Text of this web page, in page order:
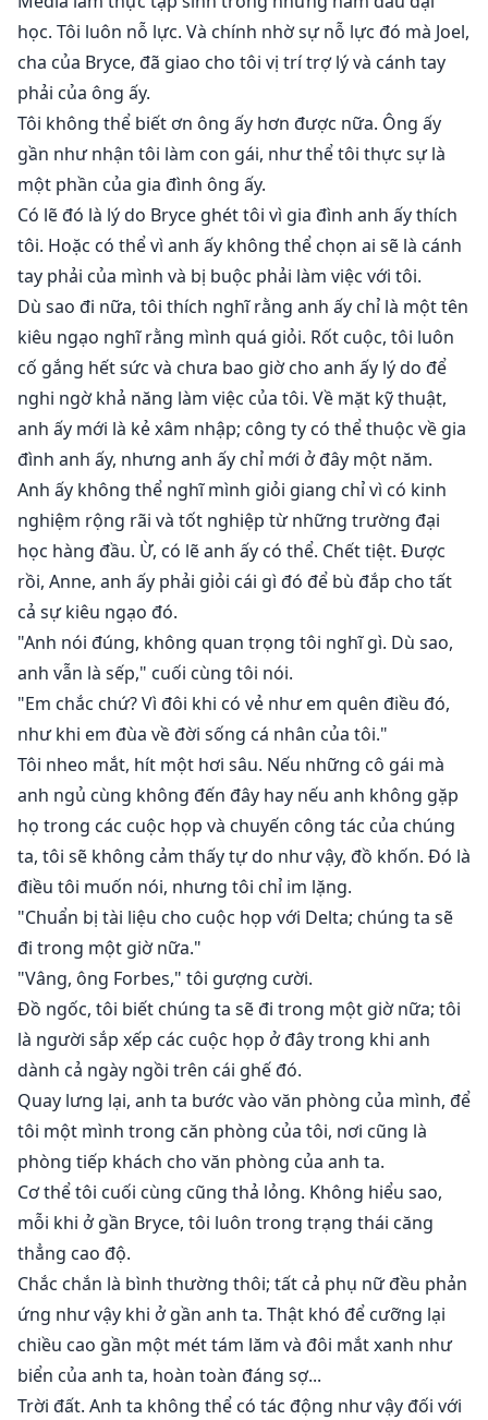
học. Tôi luôn nỗ lực. Và chính nhờ sự nỗ lực đó mà Joel,
cha của Bryce, đã giao cho tôi vị trí trợ lý và cánh tay
phải của ông ấy.
Tôi không thể biết ơn ông ấy hơn được nữa. Ông ấy
gần như nhận tôi làm con gái, như thể tôi thực sự là
một phần của gia đình ông ấy.
Có lẽ đó là lý do Bryce ghét tôi vì gia đình anh ấy thích
tôi. Hoặc có thể vì anh ấy không thể chọn ai sẽ là cánh
tay phải của mình và bị buộc phải làm việc với tôi.
Dù sao đi nữa, tôi thích nghĩ rằng anh ấy chỉ là một tên
kiêu ngạo nghĩ rằng mình quá giỏi. Rốt cuộc, tôi luôn
cố gắng hết sức và chưa bao giờ cho anh ấy lý do để
nghi ngờ khả năng làm việc của tôi. Về mặt kỹ thuật,
anh ấy mới là kẻ xâm nhập; công ty có thể thuộc về gia
đình anh ấy, nhưng anh ấy chỉ mới ở đây một năm.
Anh ấy không thể nghĩ mình giỏi giang chỉ vì có kinh
nghiệm rộng rãi và tốt nghiệp từ những trường đại
học hàng đầu. Ừ, có lẽ anh ấy có thể. Chết tiệt. Được
rồi, Anne, anh ấy phải giỏi cái gì đó để bù đắp cho tất
cả sự kiêu ngạo đó.
"Anh nói đúng, không quan trọng tôi nghĩ gì. Dù sao,
anh vẫn là sếp," cuối cùng tôi nói.
"Em chắc chứ? Vì đôi khi có vẻ như em quên điều đó,
như khi em đùa về đời sống cá nhân của tôi."
Tôi nheo mắt, hít một hơi sâu. Nếu những cô gái mà
anh ngủ cùng không đến đây hay nếu anh không gặp
họ trong các cuộc họp và chuyến công tác của chúng
ta, tôi sẽ không cảm thấy tự do như vậy, đồ khốn. Đó là
điều tôi muốn nói, nhưng tôi chỉ im lặng.
"Chuẩn bị tài liệu cho cuộc họp với Delta; chúng ta sẽ
đi trong một giờ nữa."
"Vâng, ông Forbes," tôi gượng cười.
Đồ ngốc, tôi biết chúng ta sẽ đi trong một giờ nữa; tôi
là người sắp xếp các cuộc họp ở đây trong khi anh
dành cả ngày ngồi trên cái ghế đó.
Quay lưng lại, anh ta bước vào văn phòng của mình, để
tôi một mình trong căn phòng của tôi, nơi cũng là
phòng tiếp khách cho văn phòng của anh ta.
Cơ thể tôi cuối cùng cũng thả lỏng. Không hiểu sao,
mỗi khi ở gần Bryce, tôi luôn trong trạng thái căng
thẳng cao độ.
Chắc chắn là bình thường thôi; tất cả phụ nữ đều phản
ứng như vậy khi ở gần anh ta. Thật khó để cưỡng lại
chiều cao gần một mét tám lăm và đôi mắt xanh như
biển của anh ta, hoàn toàn đáng sợ...
Trời đất. Anh ta không thể có tác động như vậy đối với